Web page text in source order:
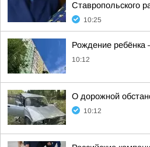
Ставропольского
10:25
Рождение ребёнка
10:12
О дорожной
10:12